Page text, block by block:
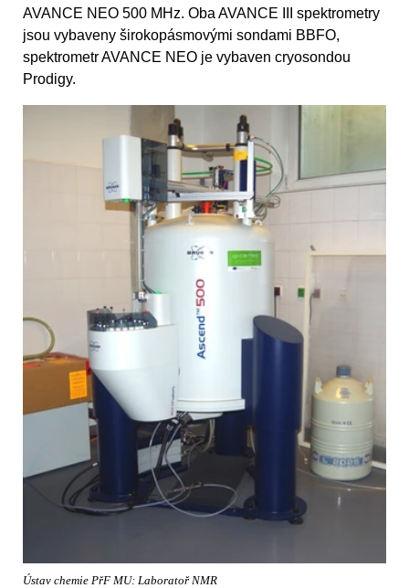
AVANCE NEO 500 MHz. Oba AVANCE III spektrometry
jsou vybaveny širokopásmovými sondami BBFO,
spektrometr AVANCE NEO je vybaven cryosondou
Prodigy.
Ústav chemie PřF MU: Laboratoř NMR